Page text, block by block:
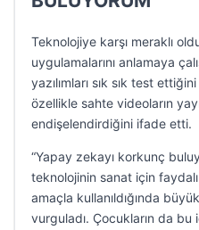
Teknolojiye karşı meraklı
uygulamalarını anlamaya
yazılımları sık sık test
özellikle sahte videoların
endişelendirdiğini ifade etti.
“Yapay zekayı korkunç
teknolojinin sanat için
amaçla kullanıldığında
vurguladı. Çocukların da